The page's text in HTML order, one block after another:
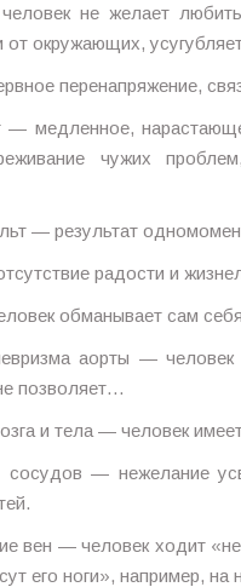
не желает
окружающих,
перенапряжение,
— медленное,
чужих
— результат
радости и
обманывает сам
аорты —
позволяет…
и тела — человек
— нежелание
вен — человек ходит
его ноги», например,